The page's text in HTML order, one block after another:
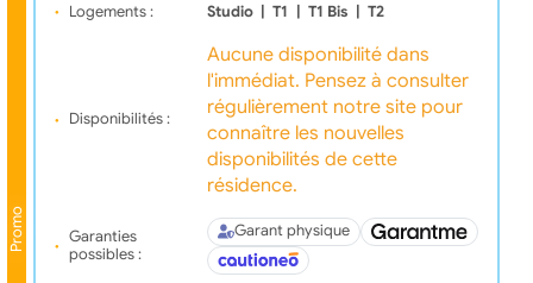
Promo
Logements : Studio | T1 | T1 Bis | T2
Disponibilités :
Aucune disponibilité dans
l'immédiat. Pensez à consulter
régulièrement notre site pour
connaître les nouvelles
disponibilités de cette
résidence.
Garanties
possibles :
Garant physique